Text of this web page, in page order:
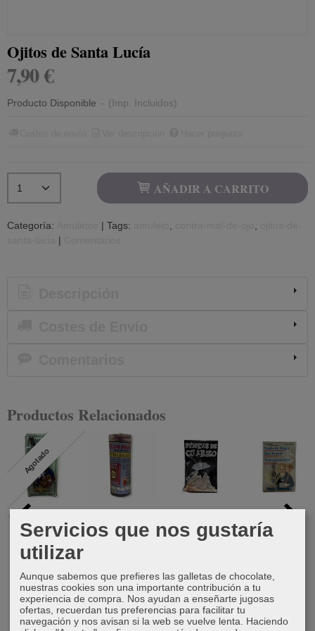
Ojitos de Santa Lucía
7,90 €
Producto Disponible - (Imp. Incluidos)
AÑADIR A CARRITO
Categoría: | Tags:
|
Productos Relacionados
Agotado
Cuerno de la
abundancia
6,00 €
propósito
contra mal
6,00 €
cuarzo
bruja San
Servicios que nos gustaría
utilizar
Aunque sabemos que prefieres las galletas de chocolate,
nuestras cookies son una importante contribución a tu
experiencia de compra. Nos ayudan a enseñarte jugosas
ofertas, recuerdan tus preferencias para facilitar tu
navegación y nos avisan si la web se vuelve lenta. Haciendo